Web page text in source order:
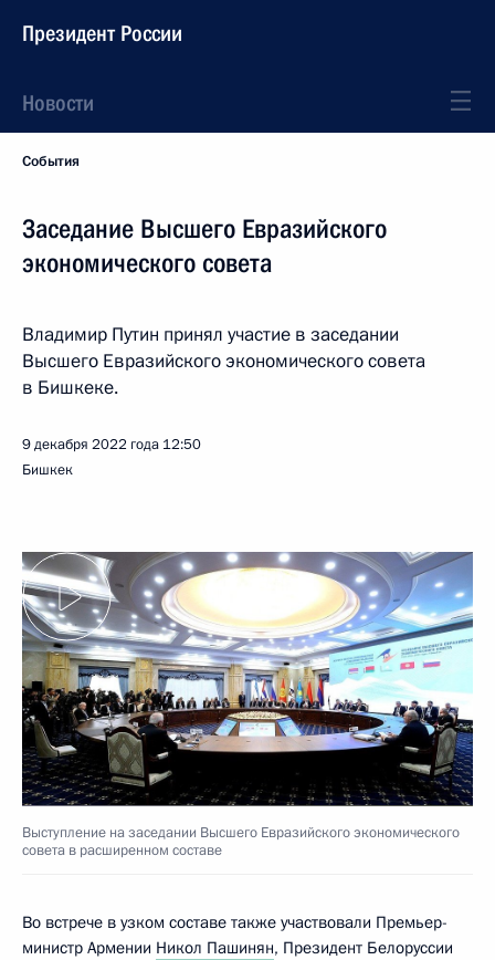
Президент России
Новости
События
Заседание Высшего Евразийского
экономического совета
Владимир Путин принял участие в заседании
Высшего Евразийского экономического совета
в Бишкеке.
9 декабря 2022 года 12:50
Бишкек
Выступление на заседании Высшего Евразийского экономического
совета в расширенном составе
Во встрече в узком составе также участвовали Премьер-
министр Армении Никол Пашинян, Президент Белоруссии